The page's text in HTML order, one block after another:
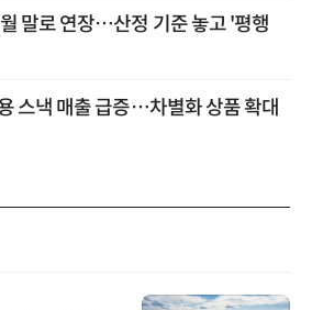
말로 연장…산정 기준 놓고 '평행
스낵 매출 급증…차별화 상품 확대